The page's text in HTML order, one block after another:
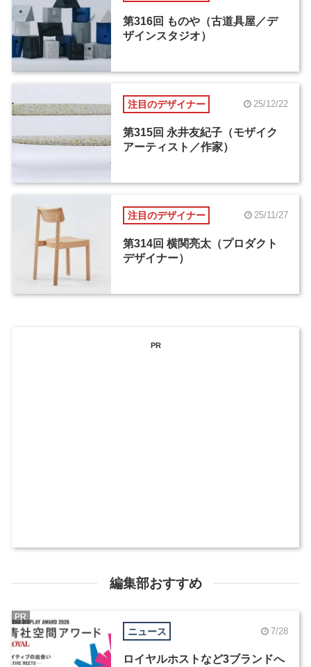
第316回 ものや（古道具屋／デ
ザインスタジオ）
注目のデザイナー 25/12/22
第315回 永井友紀子（モザイク
アーティスト／作家）
注目のデザイナー 25/11/27
第314回 横関亮太（プロダクト
デザイナー）
PR
編集部おすすめ
ニュース 7/28
ロイヤルホストなど3ブランドへ
PR